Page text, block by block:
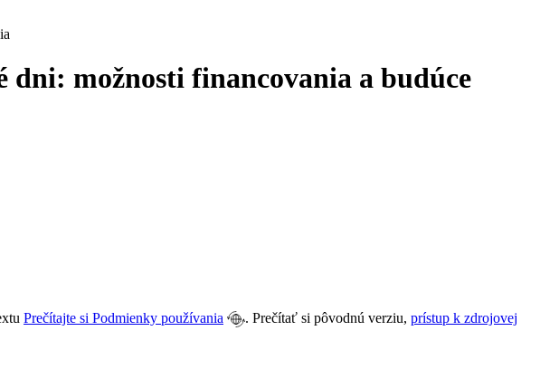
možnosti financovania a budúce
Prečítajte si Podmienky používania . Prečítať si pôvodnú verziu, prístup k zdrojovej